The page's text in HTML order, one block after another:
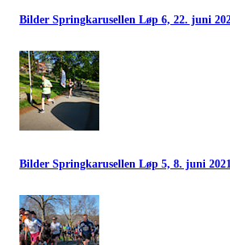
Bilder Springkarusellen Løp 6, 22. juni
Bilder Springkarusellen Løp 5, 8. juni 2021